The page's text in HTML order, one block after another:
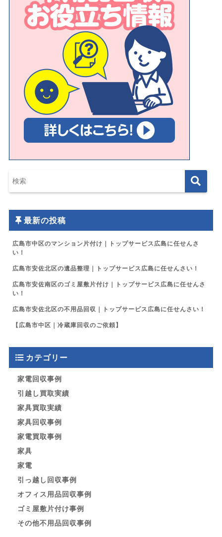
最新の投稿
広島市中区のマンション片付け｜トップサービス広島に任せんさ
い！
広島市安佐北区の遺品整理｜トップサービス広島に任せんさい！
広島市安佐南区のゴミ屋敷片付け｜トップサービス広島に任せんさ
い！
広島市安佐北区の不用品回収｜トップサービス広島に任せんさい！
【広島市中区｜冷蔵庫回収のご依頼】
カテゴリー
家電回収事例
引越し買取実績
家具買取実績
家具回収事例
家電買取事例
家具
家電
引っ越し回収事例
オフィス用品回収事例
ゴミ屋敷片付け事例
その他不用品回収事例